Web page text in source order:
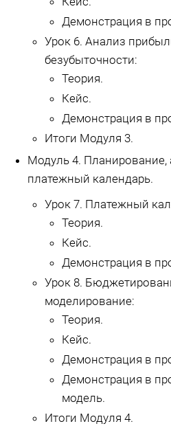
Демонстрация в
Урок 6. Анализ
безубыточности:
Теория.
Кейс.
Демонстрация в
Итоги Модуля 3.
Модуль 4. Планирование,
платежный календарь.
Урок 7. Платежный
Теория.
Кейс.
Демонстрация в
Урок 8.
моделирование:
Теория.
Кейс.
Демонстрация в
Демонстрация в
модель.
Итоги Модуля 4.